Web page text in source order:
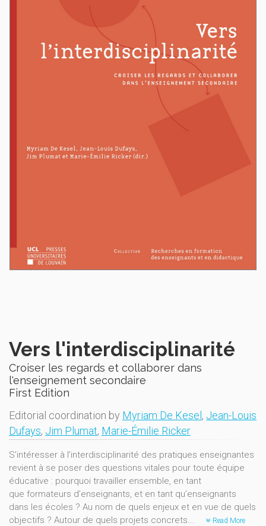
Vers l'interdisciplinarité
Croiser les regards et collaborer dans
l'enseignement secondaire
First Edition
Editorial coordination by Myriam De Kesel , Jean-Louis
Dufays, Jim Plumat, Marie-Émilie Ricker
S'intéresser à l’interdisciplinarité des pratiques enseignantes
revient à se poser des questions vitales pour toute équipe
éducative : pourquoi travailler ensemble, en tant
que formateurs d’enseignants, et en tant qu’enseignants
dans les écoles ? Au nom de quels enjeux et en vue de quels
objectifs ? Autour de quels projets concrets...
Read More